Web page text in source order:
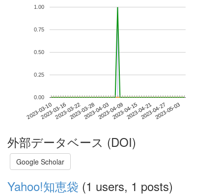
2023-03-102023-03-162023-03-222023-03-282023-04-032023-04-092023-04-152023-04-212023-04-272023-05-03
0.00
0.25
0.50
0.75
1.00
外部データベース (DOI)
Google Scholar
Yahoo!知恵袋 (1 users, 1 posts)